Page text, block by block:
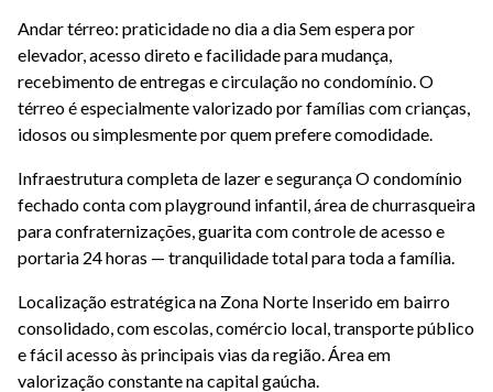
Andar térreo: praticidade no dia a dia Sem espera por
elevador, acesso direto e facilidade para mudança,
recebimento de entregas e circulação no condomínio. O
térreo é especialmente valorizado por famílias com crianças,
idosos ou simplesmente por quem prefere comodidade.
Infraestrutura completa de lazer e segurança O condomínio
fechado conta com playground infantil, área de churrasqueira
para confraternizações, guarita com controle de acesso e
portaria 24 horas — tranquilidade total para toda a família.
Localização estratégica na Zona Norte Inserido em bairro
consolidado, com escolas, comércio local, transporte público
e fácil acesso às principais vias da região. Área em
valorização constante na capital gaúcha.